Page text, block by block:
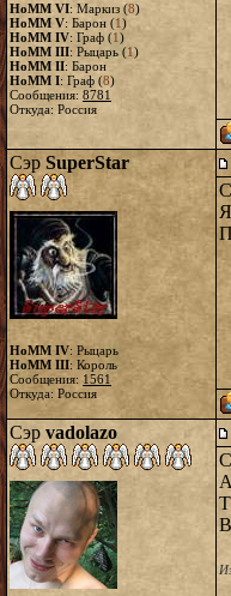
HoMM VI: Маркиз (8)
HoMM V: Барон (1)
HoMM IV: Граф (1)
HoMM III: Рыцарь (1)
HoMM II: Барон
HoMM I: Граф (8)
Сообщения: 8781
Откуда: Россия
Сэр SuperStar
HoMM IV: Рыцарь
HoMM III: Король
Сообщения: 1561
Откуда: Россия
Сэр vadolazo